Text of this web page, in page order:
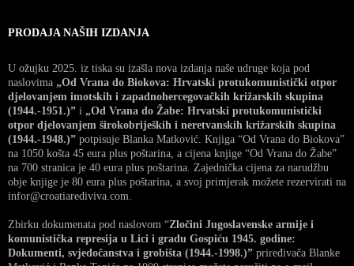
PRODAJA NAŠIH IZDANJA
U ožujku 2025. iz tiska su izašla nova izdanja naše udruge koja pod
naslovima „Od Vrana do Biokova: Hrvatski protukomunistički otpor
djelovanjem imotskih i zapadnohercegovačkih križarskih skupina
(1944.-1951.)” i „Od Vrana do Žabe: Hrvatski protukomunistički
otpor djelovanjem širokobrijeških i neretvanskih križarskih skupina
(1944.-1948.)” potpisuje Blanka Matković. Knjiga “Od Vrana do Biokova”
na 1050 košta 45 eura plus poštarina, a cijena knjige “Od Vrana do Žabe”
na 700 stranica je 40 eura plus poštarina. Zajednička cijena za narudžbu
obje knjige je 80 eura plus poštarina, a svoj primjerak možete rezervirati na
infor@croatiarediviva.com.
Zbirku dokumenata pod naslovom “Zločini Jugoslavenske armije i
komunistička represija u Lici i gradu Gospiću 1945. godine:
Dokumenti, svjedočanstva i grobišta (1944.-1998.)” priređivača Blanke